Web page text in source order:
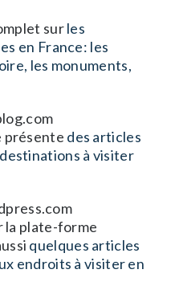
surles
en France: les
les monuments,
présente des articles
à visiter
la plate-forme
quelques articles
endroits à visiter en